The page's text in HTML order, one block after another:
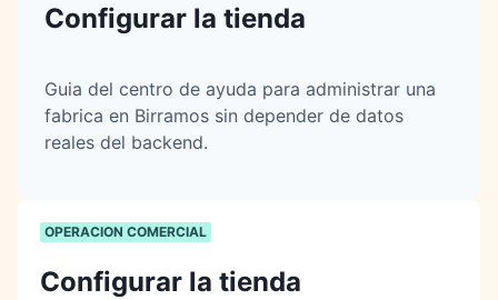
Configurar la tienda
Guia del centro de ayuda para administrar una
fabrica en Birramos sin depender de datos
reales del backend.
OPERACION COMERCIAL
Configurar la tienda